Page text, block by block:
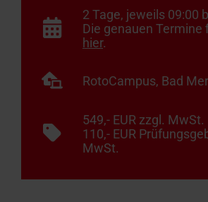
2 Tage, jeweils 09:00
Die genauen Termine
hier.
RotoCampus, Bad
549,- EUR zzgl. MwSt.
110,- EUR
MwSt.